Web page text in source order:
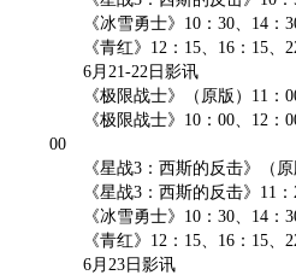
《冰雪勇士》10：30、14：
《青红》12：15、16：15、
6月21-22日影讯
《极限战士》（原版）11：00
《极限战士》10：00、12：00
00
《星战3：西斯的反击》（原
《星战3：西斯的反击》11：
《冰雪勇士》10：30、14：
《青红》12：15、16：15、
6月23日影讯